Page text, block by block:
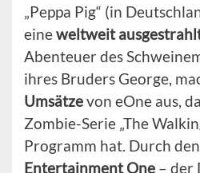
„Peppa Pig“ (in
eineweltweit
Abenteuer des
ihres Bruders George,
Umsätzevon eOne aus,
Zombie-Serie „The
Programm hat. Durch den
Entertainment One – der